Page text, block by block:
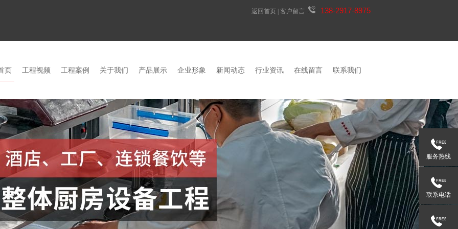
返回首页 客户留言 138-2917-8975
页 工程视频 工程案例 关于我们 产品展示 企业形象 新闻动态 行业资讯 在线留言 联系我们
服务热线
联系电话